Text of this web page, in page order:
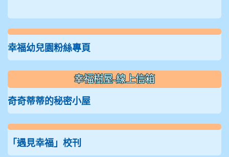
幸福幼兒園粉絲專頁
幸福樹屋-線上信箱
奇奇蒂蒂的秘密小屋
「遇見幸福」校刊